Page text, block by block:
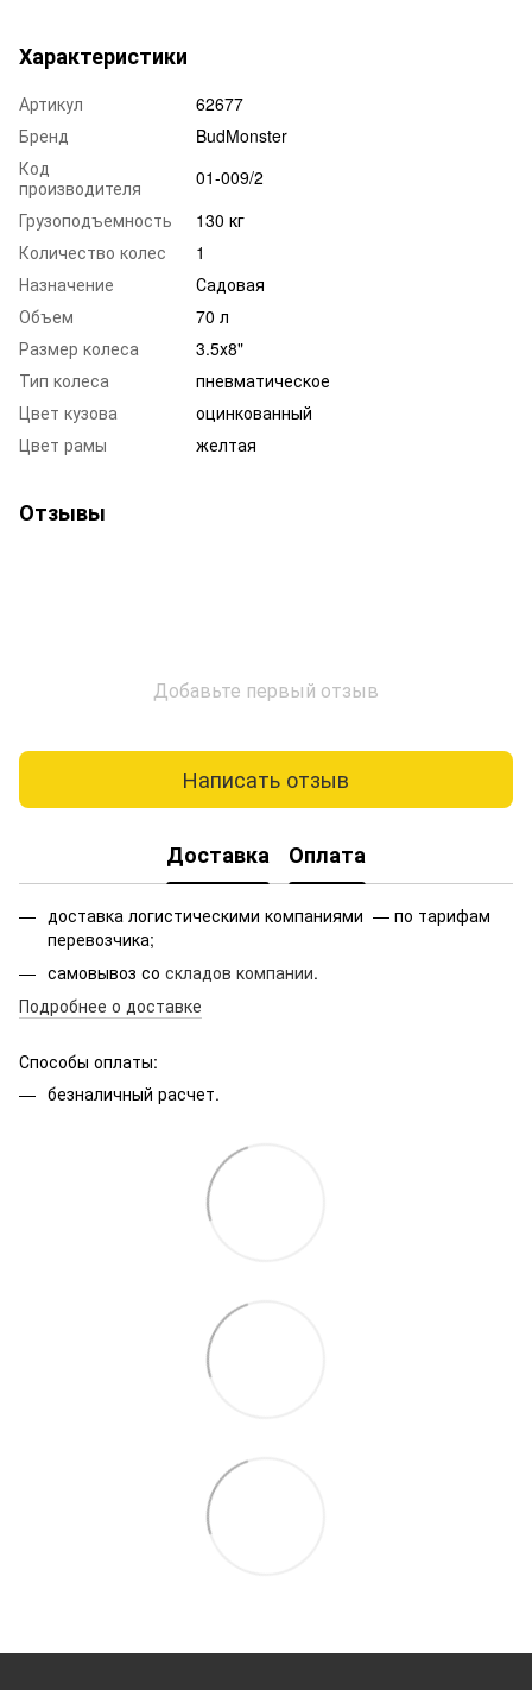
Характеристики
Артикул
62677
Бренд
BudMonster
Код
производителя
01-009/2
Грузоподъемность
130 кг
Количество колес
1
Назначение
Садовая
Объем
70 л
Размер колеса
3.5х8"
Тип колеса
пневматическое
Цвет кузова
оцинкованный
Цвет рамы
желтая
Отзывы
Добавьте первый отзыв
Написать отзыв
Доставка Оплата
доставка логистическими компаниями — по тарифам
перевозчика;
самовывоз со складов компании.
Подробнее о доставке
Способы оплаты:
безналичный расчет.